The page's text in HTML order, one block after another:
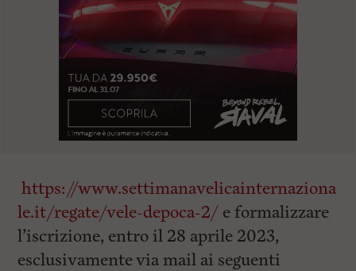
https://www.settimanavelicainternaziona
le.it/regate/vele-depoca-2/ e formalizzare
l’iscrizione, entro il 28 aprile 2023,
esclusivamente via mail ai seguenti